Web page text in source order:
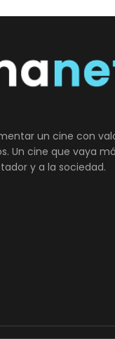
un cine con
Un cine que vaya
y a la sociedad.